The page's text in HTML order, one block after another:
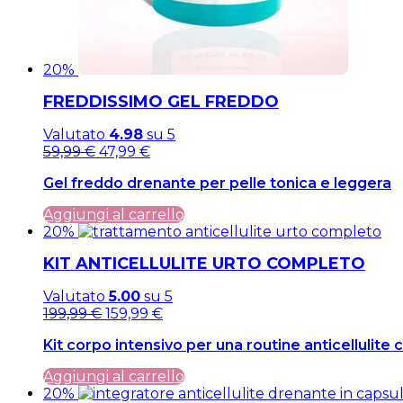
20%
FREDDISSIMO GEL FREDDO
Valutato 4.98 su 5
Il
originale
era:
59,99 €.
59,99€Il
attuale
è:
59,99 €.
47,99 €
Gel freddo drenante per pelle tonica e leggera
Aggiungi al carrello
20%
KIT ANTICELLULITE URTO COMPLETO
Valutato5.00 su 5
Il
originale
era:
199,99 €.
199,99€Il
attuale
è:
199,99 €.
159,99 €
Kit corpo intensivo per una routine anticellulite
Aggiungi al carrello
20%